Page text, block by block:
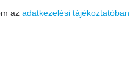
az adatkezelési tájékoztatóban